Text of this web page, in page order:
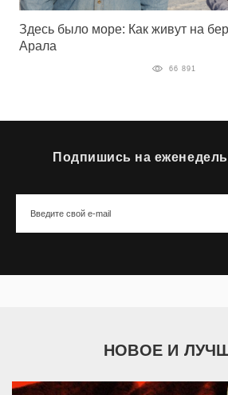
Здесь было море: Как живут на
Арала
66 891
Подпишись на
НОВОЕ И